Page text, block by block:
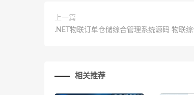
上一篇
.NET物联订单仓储综合管理系统源码 物联
相关推荐